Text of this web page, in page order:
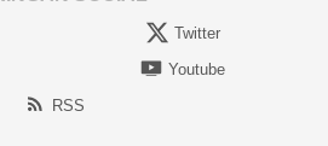
Twitter
Youtube
RSS